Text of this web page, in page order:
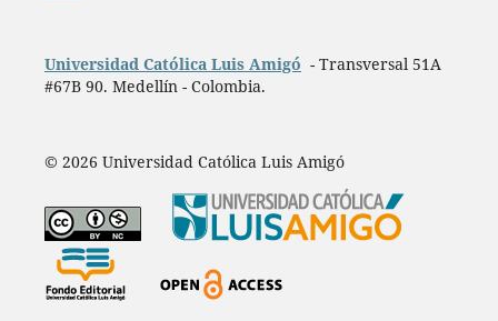
Universidad Católica Luis Amigó - Transversal 51A
#67B 90. Medellín - Colombia.
© 2026 Universidad Católica Luis Amigó